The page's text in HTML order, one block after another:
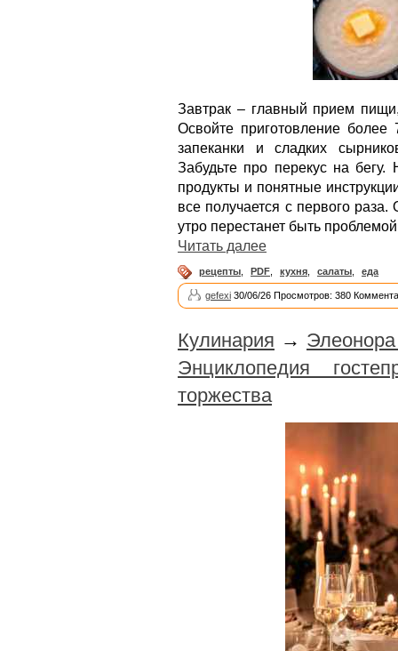
Завтрак – главный прием
Освойте приготовление более
запеканки и сладких
Забудьте про перекус на бегу.
продукты и понятные
все получается с первого
утро перестанет быть
Читать далее
рецепты PDF кухня салаты еда
gefexi 30/06/26 Просмотров: 380
Кулинария → Элеонора
Энциклопедия
торжества